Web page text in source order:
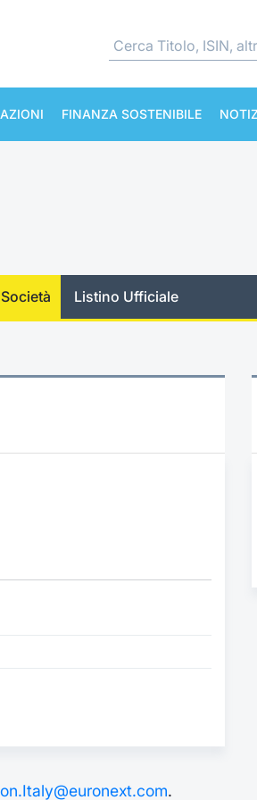
FINANZA SOSTENIBILE
Listino Ufficiale
.